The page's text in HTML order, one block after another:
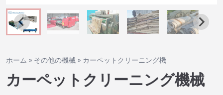
ホーム » その他の機械 » カーペットクリーニング機
カーペットクリーニング機械